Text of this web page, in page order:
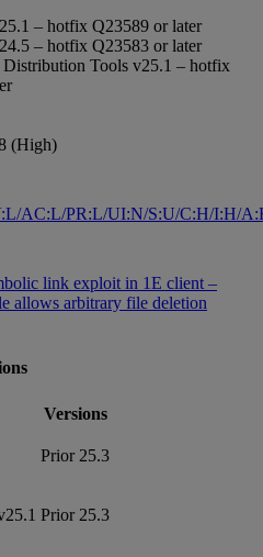
– hotfix Q23589 or later
– hotfix Q23583 or later
Tools v25.1 – hotfix
(High)
AC:L/PR:L/UI:N/S:U/C:H/I:H/
link exploit in 1E client –
allows arbitrary file deletion
Versions
Prior 25.3
Prior 25.3